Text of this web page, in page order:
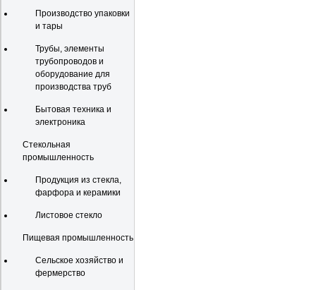
Производство упаковки
и тары
Трубы, элементы
трубопроводов и
оборудование для
производства труб
Бытовая техника и
электроника
Стекольная
промышленность
Продукция из стекла,
фарфора и керамики
Листовое стекло
Пищевая промышленность
Сельское хозяйство и
фермерство